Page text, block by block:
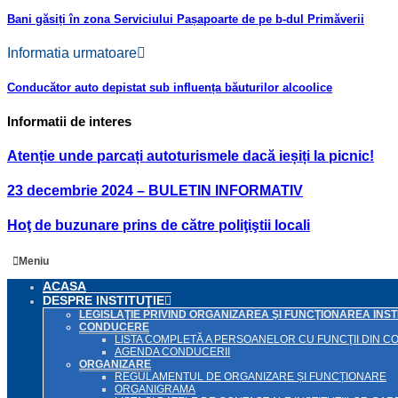
Bani găsiți în zona Serviciului Pașapoarte de pe b-dul Primăverii
Informatia urmatoare
Conducător auto depistat sub influența băuturilor alcoolice
Informatii de interes
Atenție unde parcați autoturismele dacă ieșiți la picnic!
23 decembrie 2024 – BULETIN INFORMATIV
Hoţ de buzunare prins de către poliţiştii locali
Meniu
ACASA
DESPRE INSTITUŢIE
LEGISLAŢIE PRIVIND ORGANIZAREA ŞI FUNCŢIONAREA
CONDUCERE
LISTA COMPLETĂ A PERSOANELOR CU FUNCŢII DIN
AGENDA CONDUCERII
ORGANIZARE
REGULAMENTUL DE ORGANIZARE ȘI FUNCȚIONARE
ORGANIGRAMA